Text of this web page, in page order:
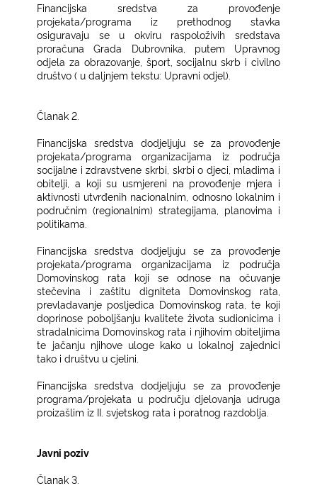
Financijska sredstva za provođenje
projekata/programa iz prethodnog stavka
osiguravaju se u okviru raspoloživih sredstava
proračuna Grada Dubrovnika, putem Upravnog
odjela za obrazovanje, šport, socijalnu skrb i civilno
društvo ( u daljnjem tekstu: Upravni odjel).
Članak 2.
Financijska sredstva dodjeljuju se za provođenje
projekata/programa organizacijama iz područja
socijalne i zdravstvene skrbi, skrbi o djeci, mladima i
obitelji, a koji su usmjereni na provođenje mjera i
aktivnosti utvrđenih nacionalnim, odnosno lokalnim i
područnim (regionalnim) strategijama, planovima i
politikama.
Financijska sredstva dodjeljuju se za provođenje
projekata/programa organizacijama iz područja
Domovinskog rata koji se odnose na očuvanje
stečevina i zaštitu digniteta Domovinskog rata,
prevladavanje posljedica Domovinskog rata, te koji
doprinose poboljšanju kvalitete života sudionicima i
stradalnicima Domovinskog rata i njihovim obiteljima
te jačanju njihove uloge kako u lokalnoj zajednici
tako i društvu u cjelini.
Financijska sredstva dodjeljuju se za provođenje
programa/projekata u području djelovanja udruga
proizašlim iz II. svjetskog rata i poratnog razdoblja.
Javni poziv
Članak 3.